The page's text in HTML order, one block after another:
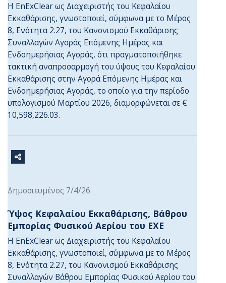
Η EnExClear ως Διαχειριστής του Κεφαλαίου
Εκκαθάρισης, γνωστοποιεί, σύμφωνα με το Μέρος
8, Ενότητα 2.27, του Κανονισμού Εκκαθάρισης
Συναλλαγών Αγοράς Επόμενης Ημέρας και
Ενδοημερήσιας Αγοράς, ότι πραγματοποιήθηκε
τακτική αναπροσαρμογή του ύψους του Κεφαλαίου
Εκκαθάρισης στην Αγορά Επόμενης Ημέρας και
Ενδοημερήσιας Αγοράς, το οποίο για την περίοδο
υπολογισμού Μαρτίου 2026, διαμορφώνεται σε €
10,598,226.03.
Δημοσιευμένος 7/4/26
Ύψος Κεφαλαίου Εκκαθάρισης, Βάθρου
Εμπορίας Φυσικού Αερίου του ΕΧΕ
Η EnExClear ως Διαχειριστής του Κεφαλαίου
Εκκαθάρισης, γνωστοποιεί, σύμφωνα με το Μέρος
8, Ενότητα 2.27, του Κανονισμού Εκκαθάρισης
Συναλλαγών Βάθρου Εμπορίας Φυσικού Αερίου του